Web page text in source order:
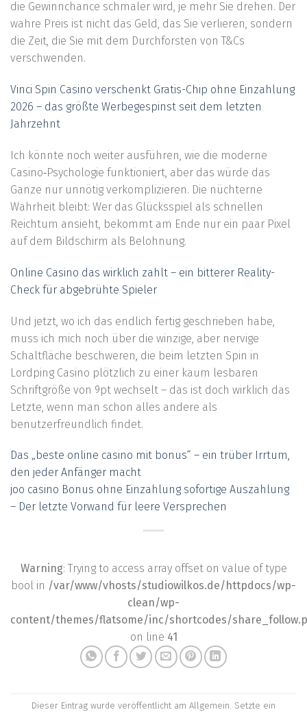
die Gewinnchance schmaler wird, je mehr Sie drehen. Der
wahre Preis ist nicht das Geld, das Sie verlieren, sondern
die Zeit, die Sie mit dem Durchforsten von T&Cs
verschwenden.
Vinci Spin Casino verschenkt Gratis-Chip ohne Einzahlung
2026 – das größte Werbegespinst seit dem letzten
Jahrzehnt
Ich könnte noch weiter ausführen, wie die moderne
Casino‑Psychologie funktioniert, aber das würde das
Ganze nur unnötig verkomplizieren. Die nüchterne
Wahrheit bleibt: Wer das Glücksspiel als schnellen
Reichtum ansieht, bekommt am Ende nur ein paar Pixel
auf dem Bildschirm als Belohnung.
Online Casino das wirklich zahlt – ein bitterer Reality-
Check für abgebrühte Spieler
Und jetzt, wo ich das endlich fertig geschrieben habe,
muss ich mich noch über die winzige, aber nervige
Schaltfläche beschweren, die beim letzten Spin in
Lordping Casino plötzlich zu einer kaum lesbaren
Schriftgröße von 9pt wechselt – das ist doch wirklich das
Letzte, wenn man schon alles andere als
benutzerfreundlich findet.
Das „beste online casino mit bonus“ – ein trüber Irrtum,
den jeder Anfänger macht
joo casino Bonus ohne Einzahlung sofortige Auszahlung
– Der letzte Vorwand für leere Versprechen
Warning: Trying to access array offset on value of type
bool in /var/www/vhosts/studiowilkos.de/httpdocs/wp-
clean/wp-
content/themes/flatsome/inc/shortcodes/
on line 41
Dieser Eintrag wurde veröffentlicht am Allgemein. Setzte ein